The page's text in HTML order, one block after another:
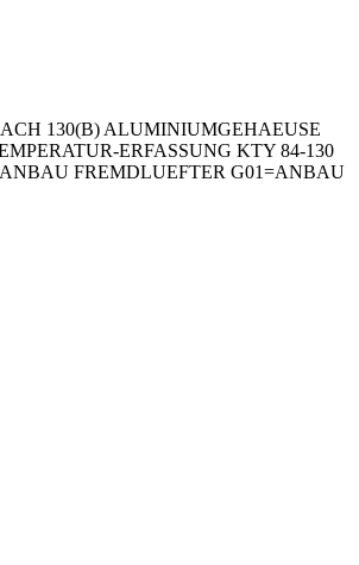
130(B) ALUMINIUMGEHAEUSE
ERFASSUNG KTY 84-130
FREMDLUEFTER G01=ANBAU